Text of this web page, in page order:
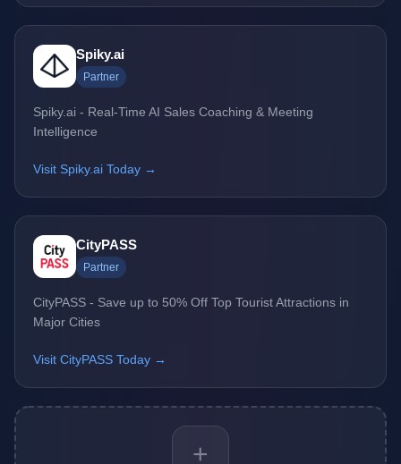
Spiky.ai
Partner
Spiky.ai - Real-Time AI Sales Coaching & Meeting
Intelligence
Visit Spiky.ai Today →
CityPASS
Partner
CityPASS - Save up to 50% Off Top Tourist Attractions in
Major Cities
Visit CityPASS Today →
+